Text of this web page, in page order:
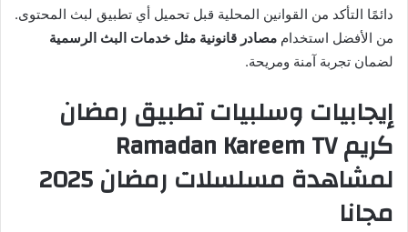
دائمًا التأكد من القوانين المحلية قبل تحميل أي تطبيق لبث المحتوى.
من الأفضل استخدام مصادر قانونية مثل خدمات البث الرسمية
لضمان تجربة آمنة ومريحة.
إيجابيات وسلبيات تطبيق رمضان
كريم Ramadan Kareem TV
لمشاهدة مسلسلات رمضان 2025
مجانا